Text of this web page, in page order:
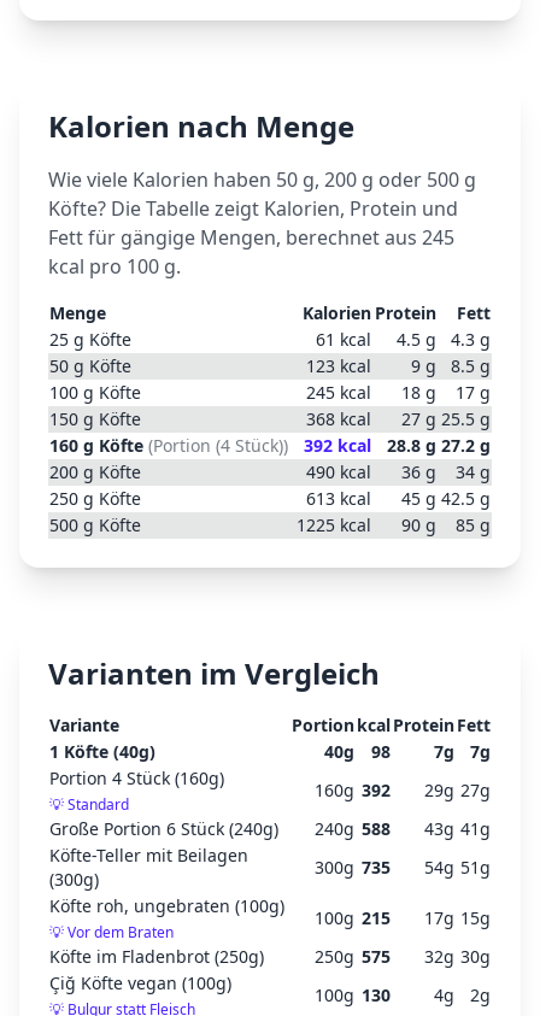
Kalorien nach Menge
Wie viele Kalorien haben 50 g, 200 g oder 500 g
Köfte? Die Tabelle zeigt Kalorien, Protein und
Fett für gängige Mengen, berechnet aus 245
kcal pro 100 g.
Menge Kalorien Protein
Fett
25 g Köfte 61 kcal 4.5 g 4.3 g
50 g Köfte 123 kcal 9 g 8.5 g
100 g Köfte 245 kcal 18 g 17 g
150 g Köfte 368 kcal 27 g 25.5 g
160 g Köfte (Portion (4 Stück)) 392 kcal 28.8 g 27.2 g
200 g Köfte 490 kcal 36 g 34 g
250 g Köfte 613 kcal 45 g 42.5 g
500 g Köfte 1225 kcal 90 g 85 g
Varianten im Vergleich
Variante PortionkcalProteinFett
1 Köfte (40g)
40g 98 7g 7g
Portion 4 Stück (160g)
💡Standard
160g 392 29g 27g
Große Portion 6 Stück (240g)
240g 588 43g 41g
Köfte-Teller mit Beilagen
(300g)
300g 735 54g 51g
Köfte roh, ungebraten (100g)
💡Vor dem Braten
100g 215 17g 15g
Köfte im Fladenbrot (250g)
250g 575 32g 30g
Çiğ Köfte vegan (100g)
💡 Bulgur statt Fleisch
100g 130 4g 2g